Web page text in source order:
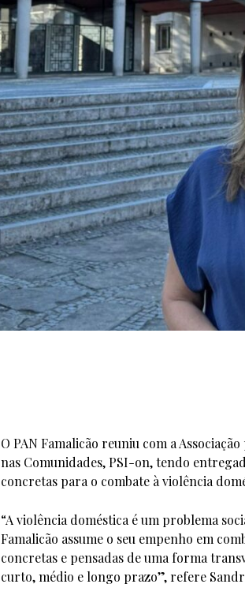
O PAN Famalicão reuniu com a
nas Comunidades, PSI-on, tendo
concretas para o combate à violência
“A violência doméstica é um problema
Famalicão assume o seu empenho em
concretas e pensadas de uma forma
curto, médio e longo prazo”, refere